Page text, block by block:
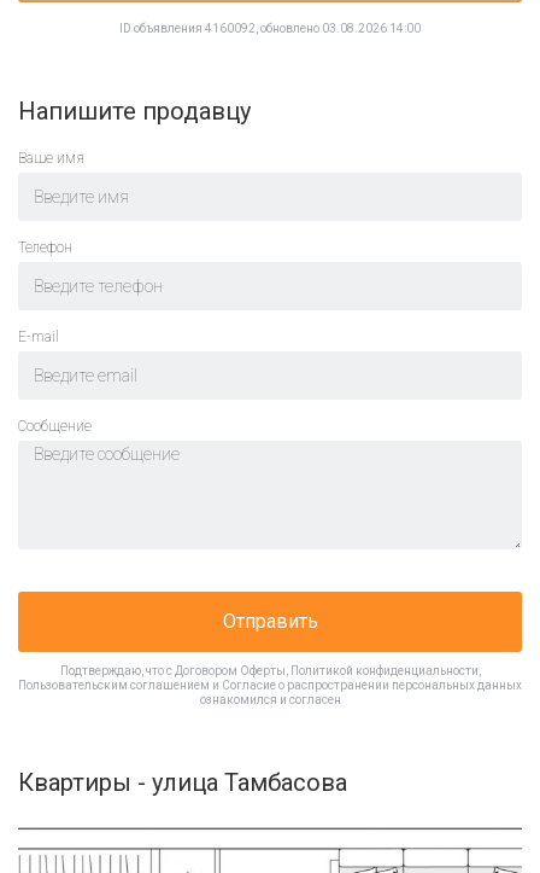
ID объявления 4160092, обновлено 03.08.2026 14:00
Напишите продавцу
Ваше имя
Телефон
E-mail
Cообщение
Отправить
Подтверждаю, что с Договором Оферты Политикой конфиденциальности
Пользовательским соглашением и Согласие о распространении персональных данных
ознакомился и согласен
Квартиры - улица Тамбасова